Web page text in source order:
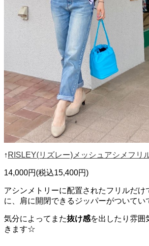
↑ RISLEY(リズレー)メッシュアシメフリ
14,000円(税込15,400円)
アシンメトリーに配置されたフリルだけ
に、肩に開閉できるジッパーがついてい
気分によってまた抜け感を出したり雰囲
きます☆